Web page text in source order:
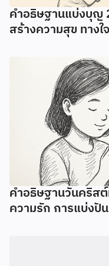
คำอธิษฐานแบ่งบุญ
สร้างความสุข ทางใ
คำอธิษฐานวันคริส
ความรัก การแบ่งปั